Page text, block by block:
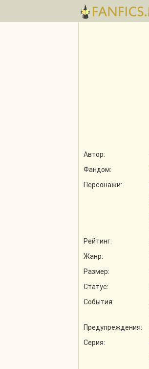
Автор:
Фандом:
Персонажи:
Рейтинг:
Жанр:
Размер:
Статус:
События:
Предупреждения:
Серия: